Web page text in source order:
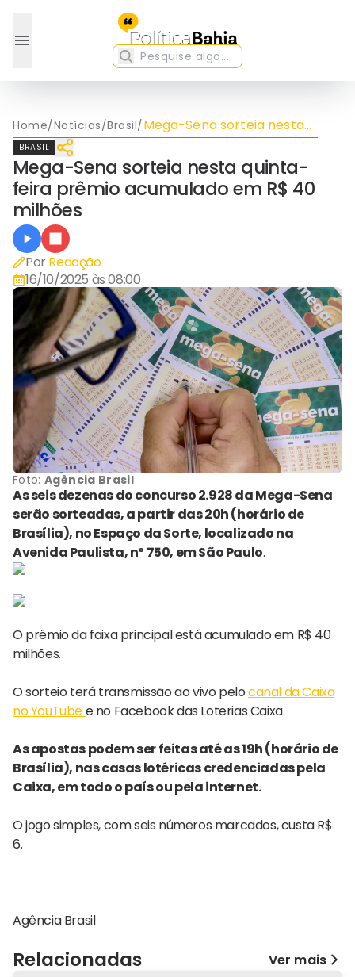
Home/Notícias/Brasil/Mega-Sena sorteia nesta
quinta-feira prêmio
acumulado em R$ 40
milhões
BRASIL
Mega-Sena sorteia nesta quinta-
feira prêmio acumulado em R$ 40
milhões
Por Redação
16/10/2025 às 08:00
Foto:Agência Brasil
As seis dezenas do concurso 2.928 da Mega-Sena
serão sorteadas, a partir das 20h (horário de
Brasília), no Espaço da Sorte, localizado na
Avenida Paulista, nº 750, em São Paulo.
O prêmio da faixa principal está acumulado em R$ 40
milhões.
O sorteio terá transmissão ao vivo pelocanal da Caixa
no YouTubee no Facebook das Loterias Caixa.
As apostas podem ser feitas até as 19h (horário de
Brasília), nas casas lotéricas credenciadas pela
Caixa, em todo o país ou pela internet.
O jogo simples, com seis números marcados, custa R$
6.
Agência Brasil
Relacionadas Ver mais